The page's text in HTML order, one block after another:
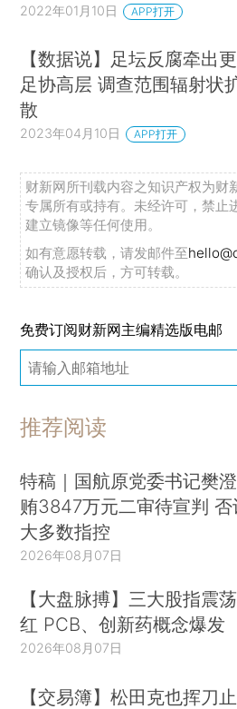
2022年01月10日 APP打开
【数据说】足坛反腐牵出
足协高层 调查范围辐射状
散
2023年04月10日 APP打开
财新网所刊载内容之知识产权为财
专属所有或持有。未经许可，禁止
建立镜像等任何使用。
如有意愿转载，请发邮件至
确认及授权后，方可转载。
免费订阅财新网主编精选版电邮
推荐阅读
特稿｜国航原党委书记樊
贿3847万元二审待宣判 否
大多数指控
2026年08月07日
【大盘脉搏】三大股指震
红 PCB、创新药概念爆发
2026年08月07日
【交易簿】松田克也挥刀